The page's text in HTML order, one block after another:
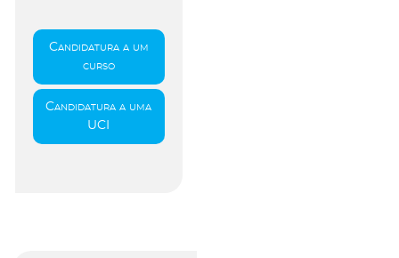
Candidatura a um
curso
Candidatura a uma
UCI